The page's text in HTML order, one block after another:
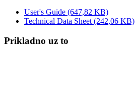
User's Guide (647,82 KB)
Technical Data Sheet (242,06 KB)
Prikladno uz to